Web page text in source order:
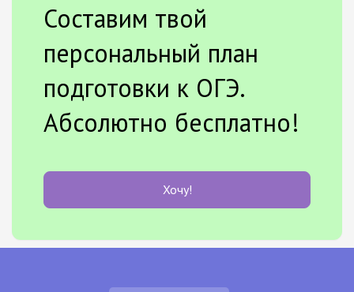
Составим твой
персональный план
подготовки к ОГЭ.
Абсолютно бесплатно!
Хочу!